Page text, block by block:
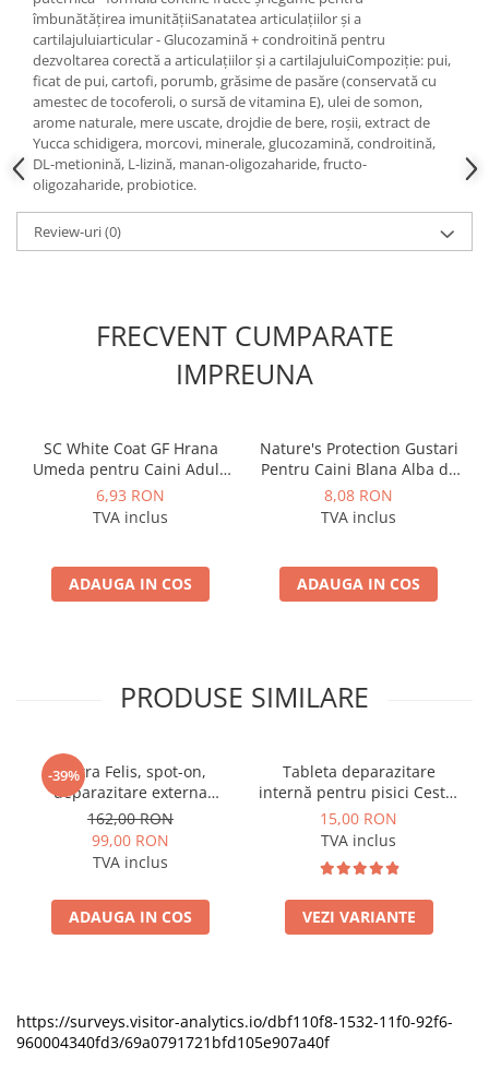
îmbunătățirea imunitățiiSanatatea articulațiilor și a
cartilajuluiarticular - Glucozamină + condroitină pentru
dezvoltarea corectă a articulațiilor și a cartilajuluiCompoziție: pui,
ficat de pui, cartofi, porumb, grăsime de pasăre (conservată cu
amestec de tocoferoli, o sursă de vitamina E), ulei de somon,
arome naturale, mere uscate, drojdie de bere, roșii, extract de
Yucca schidigera, morcovi, minerale, glucozamină, condroitină,
DL-metionină, L-lizină, manan-oligozaharide, fructo-
oligozaharide, probiotice.
Review-uri(0)
FRECVENT CUMPARATE
IMPREUNA
SC White Coat GF Hrana
Umeda pentru Caini Adulti
cu Peste Alb si Krill in Sos
85 Gr
6,93 RON
TVA inclus
ADAUGA IN COS
Nature's Protection Gustari
Pentru Caini Blana Alba de
Toate Rasele cu Ton si
Somon 70g
8,08 RON
TVA inclus
ADAUGA IN COS
PRODUSE SIMILARE
-39%
Vectra Felis, spot-on,
deparazitare externa
pentru pisici, 3 pipete
162,00 RON
99,00 RON
TVA inclus
ADAUGA IN COS
Tableta deparazitare
internă pentru pisici Cestal
Cat Chew 2 comprimate
15,00 RON
TVA inclus
VEZI VARIANTE
https://surveys.visitor-analytics.io/dbf110f8-1532-11f0-92f6-
960004340fd3/69a0791721bfd105e907a40f